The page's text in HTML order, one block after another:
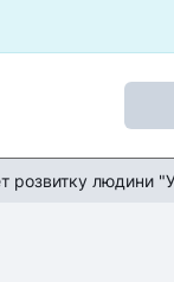
розвитку людини